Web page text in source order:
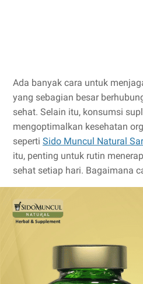
Ada banyak cara untuk
yang sebagian besar
sehat. Selain itu, konsumsi
mengoptimalkan kesehatan
seperti Sido Muncul Natural
itu, penting untuk rutin
sehat setiap hari. Bagaimana